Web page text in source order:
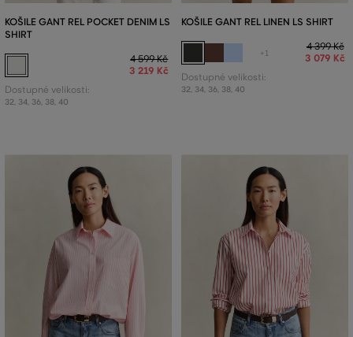
KOŠILE GANT REL POCKET DENIM LS
SHIRT
4 599 Kč
3 219 Kč
Dostupné velikosti:
32, 34, 36, 38, 40
KOŠILE GANT REL LINEN LS SHIRT
+1
4 399 Kč
3 079 Kč
Dostupné velikosti:
32, 34, 36, 38, 40